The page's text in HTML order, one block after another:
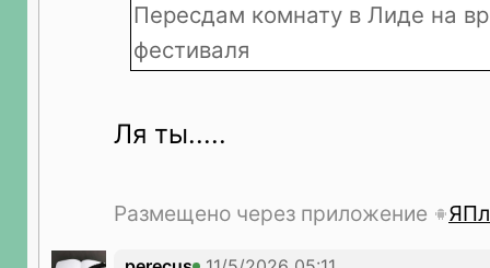
Пересдам комнату в Лиде на
фестиваля
Ля ты.....
Размещено через приложение